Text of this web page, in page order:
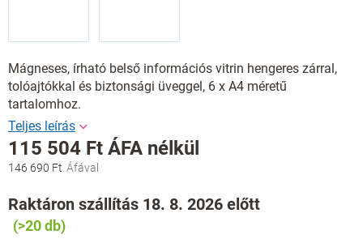
Mágneses, írható belső információs vitrin hengeres zárral,
tolóajtókkal és biztonsági üveggel, 6 x A4 méretű
tartalomhoz.
146 690 Ft
115 504 Ft ÁFA nélkül
Egységár:
Raktáron szállítás 18. 8. 2026 előtt
(>20 db)